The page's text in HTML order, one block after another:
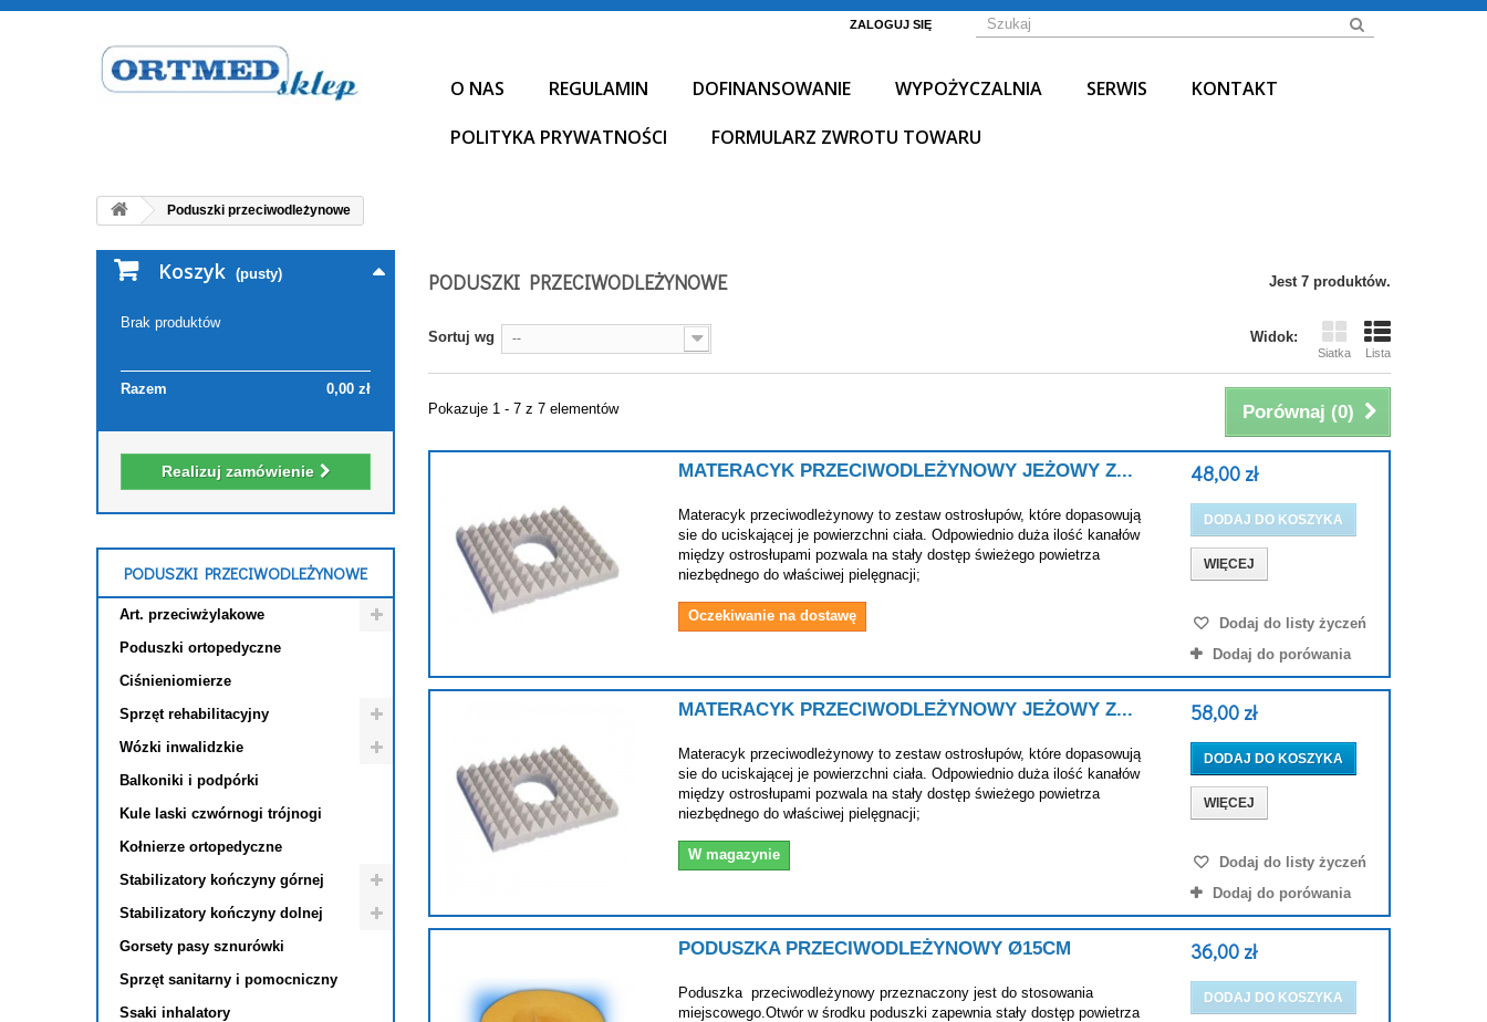
ZALOGUJ SIĘ
O NAS REGULAMIN DOFINANSOWANIE WYPOŻYCZALNIA SERWIS
KONTAKT
POLITYKA PRYWATNOŚCI
FORMULARZ ZWROTU TOWARU
Poduszki przeciwodleżynowe
Koszyk (pusty)
Brak produktów
0,00 zł
Razem
Realizuj zamówienie
PODUSZKI PRZECIWODLEŻYNOWE
Art. przeciwżylakowe
Poduszki ortopedyczne
Ciśnieniomierze
Sprzęt rehabilitacyjny
Wózki inwalidzkie
Balkoniki i podpórki
Kule laski czwórnogi trójnogi
Kołnierze ortopedyczne
Stabilizatory kończyny górnej
Stabilizatory kończyny dolnej
Gorsety pasy sznurówki
Sprzęt sanitarny i pomocniczny
Ssaki inhalatory
PODUSZKI PRZECIWODLEŻYNOWE Jest 7 produktów.
Widok:
Siatka Lista
Sortuj wg --
Porównaj (0)
Pokazuje 1 - 7 z 7 elementów
MATERACYK PRZECIWODLEŻYNOWY JEŻOWY Z...
Materacyk przeciwodleżynowy to zestaw ostrosłupów, które dopasowują
sie do uciskającej je powierzchni ciała. Odpowiednio duża ilość kanałów
między ostrosłupami pozwala na stały dostęp świeżego powietrza
niezbędnego do właściwej pielęgnacji;
Oczekiwanie na dostawę
48,00 zł
DODAJ DO KOSZYKA
WIĘCEJ
Dodaj do listy życzeń
Dodaj do porówania
MATERACYK PRZECIWODLEŻYNOWY JEŻOWY Z...
Materacyk przeciwodleżynowy to zestaw ostrosłupów, które dopasowują
sie do uciskającej je powierzchni ciała. Odpowiednio duża ilość kanałów
między ostrosłupami pozwala na stały dostęp świeżego powietrza
niezbędnego do właściwej pielęgnacji;
W magazynie
58,00 zł
DODAJ DO KOSZYKA
WIĘCEJ
Dodaj do listy życzeń
Dodaj do porówania
PODUSZKA PRZECIWODLEŻYNOWY Ø15CM
Poduszka przeciwodleżynowy przeznaczony jest do stosowania
miejscowego.Otwór w środku poduszki zapewnia stały dostęp powietrza
36,00 zł
DODAJ DO KOSZYKA